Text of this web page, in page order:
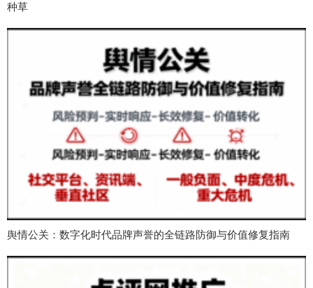
种草
舆情公关：数字化时代品牌声誉的全链路防御与价值修复指南